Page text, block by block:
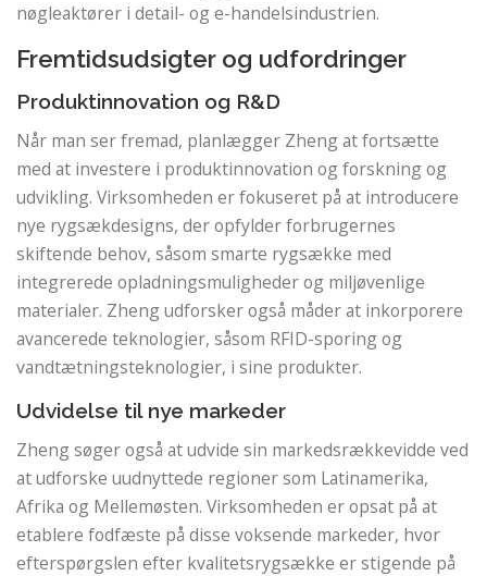
nøgleaktører i detail- og e-handelsindustrien.
Fremtidsudsigter og udfordringer
Produktinnovation og R&D
Når man ser fremad, planlægger Zheng at fortsætte
med at investere i produktinnovation og forskning og
udvikling. Virksomheden er fokuseret på at introducere
nye rygsækdesigns, der opfylder forbrugernes
skiftende behov, såsom smarte rygsække med
integrerede opladningsmuligheder og miljøvenlige
materialer. Zheng udforsker også måder at inkorporere
avancerede teknologier, såsom RFID-sporing og
vandtætningsteknologier, i sine produkter.
Udvidelse til nye markeder
Zheng søger også at udvide sin markedsrækkevidde ved
at udforske uudnyttede regioner som Latinamerika,
Afrika og Mellemøsten. Virksomheden er opsat på at
etablere fodfæste på disse voksende markeder, hvor
efterspørgslen efter kvalitetsrygsække er stigende på